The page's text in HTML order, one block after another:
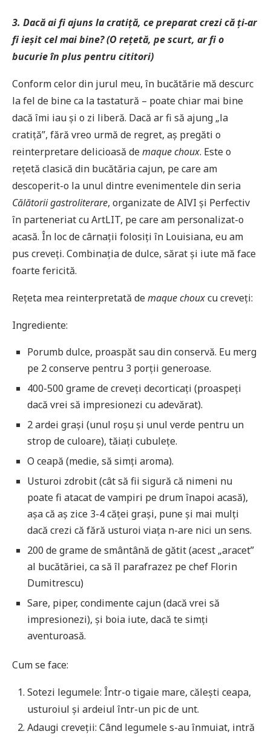
3. Dacă ai fi ajuns la cratiță, ce preparat crezi că ți-ar
fi ieșit cel mai bine? (O rețetă, pe scurt, ar fi o
bucurie în plus pentru cititori)
Conform celor din jurul meu, în bucătărie mă descurc
la fel de bine ca la tastatură – poate chiar mai bine
dacă îmi iau și o zi liberă. Dacă ar fi să ajung „la
cratiță”, fără vreo urmă de regret, aș pregăti o
reinterpretare delicioasă demaque choux. Este o
rețetă clasică din bucătăria cajun, pe care am
descoperit-o la unul dintre evenimentele din seria
Călătoriigastroliterare, organizate de AIVI și Perfectiv
în parteneriat cu ArtLIT, pe care am personalizat-o
acasă. În loc de cârnații folosiți în Louisiana, eu am
pus creveți. Combinația de dulce, sărat și iute mă face
foarte fericită.
Rețeta mea reinterpretată demaque chouxcu creveți:
Ingrediente:
Porumb dulce, proaspăt sau din conservă. Eu merg
pe 2 conserve pentru 3 porții generoase.
400-500 grame de creveți decorticați (proaspeți
dacă vrei să impresionezi cu adevărat).
2 ardei grași (unul roșu și unul verde pentru un
strop de culoare), tăiați cubulețe.
O ceapă (medie, să simți aroma).
Usturoi zdrobit (cât să fii sigură că nimeni nu
poate fi atacat de vampiri pe drum înapoi acasă),
așa că aș zice 3-4 căței grași, pune și mai mulți
dacă crezi că fără usturoi viața n-are nici un sens.
200 de grame de smântână de gătit (acest „aracet”
al bucătăriei, ca să îl parafrazez pe chef Florin
Dumitrescu)
Sare, piper, condimente cajun (dacă vrei să
impresionezi), și boia iute, dacă te simți
aventuroasă.
Cum se face:
Sotezi legumele: Într-o tigaie mare, călești ceapa,
usturoiul și ardeiul într-un pic de unt.
Adaugi creveții: Când legumele s-au înmuiat, intră